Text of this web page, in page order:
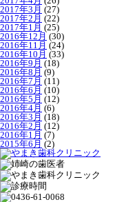
2017年3月 (27)
2017年2月 (22)
2017年1月 (25)
2016年12月 (30)
2016年11月 (24)
2016年10月 (33)
2016年9月 (18)
2016年8月 (9)
2016年7月 (11)
2016年6月 (10)
2016年5月 (12)
2016年4月 (6)
2016年3月 (18)
2016年2月 (12)
2016年1月 (7)
2015年6月 (2)